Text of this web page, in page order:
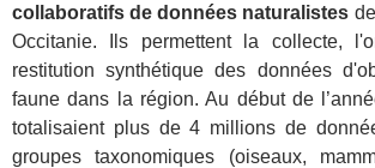
collaboratifs de données naturalistes
Occitanie. Ils permettent la collecte,
restitution synthétique des données
faune dans la région. Au début de
totalisaient plus de 4 millions de
groupes taxonomiques (oiseaux,